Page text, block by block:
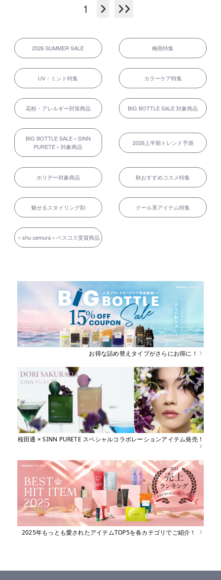
1
2026 SUMMER SALE 梅雨特集
UV・ミント特集 カラーケア特集
花粉・アレルギー対策商品 BIG BOTTLE SALE 対象商品
BIG BOTTLE SALE＜SINN
PURETE＞対象商品
2026上半期トレンド予測
ホリデー対象商品 秋おすすめコスメ特集
魅せるスタイリング剤 クール系アイテム特集
＜shu uemura＞ベスコス受賞商品
お得な詰め替えタイプがさらにお得に！
桜田通 × SINN PURETE スペシャルコラボレーションアイテム発売！
2025年もっとも愛されたアイテムTOP5を各カテゴリでご紹介！